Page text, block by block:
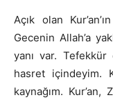
Açık olan
Gecenin Allah’a
yanı var. Tefekkür
hasret içindeyim.
kaynağım.